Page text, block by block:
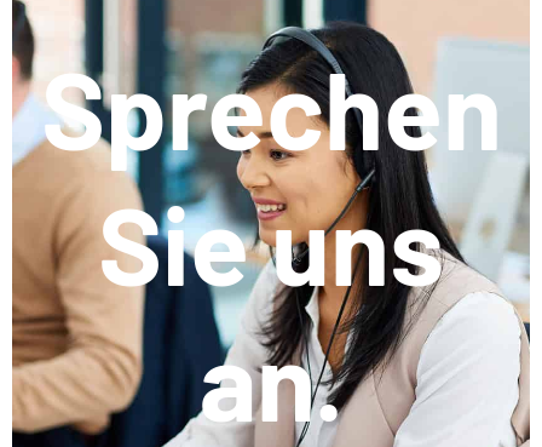
Sprechen
Sie uns
an.